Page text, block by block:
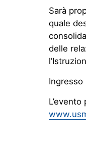
Sarà
quale
delle
Ingresso